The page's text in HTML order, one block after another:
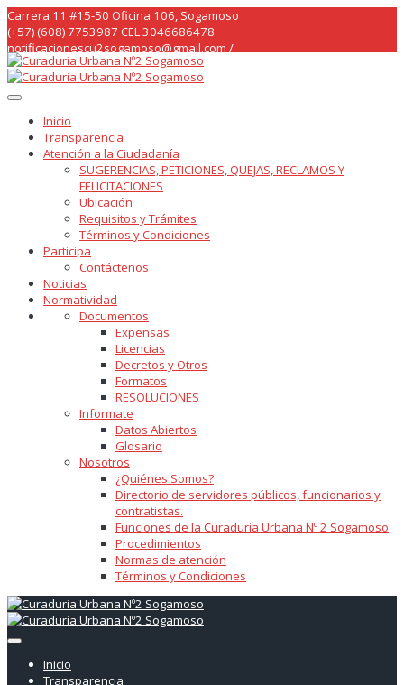
Skip
to
content
Carrera 11 #15-50 Oficina 106, Sogamoso
(+57) (608) 7753987 CEL 3046686478
notificacionescu2sogamoso@gmail.com /
curaduria2sogamoso@gmail.com /
Inicio
Transparencia
Atención a la Ciudadanía
SUGERENCIAS, PETICIONES, QUEJAS, RECLAMOS Y
FELICITACIONES
Ubicación
Requisitos y Trámites
Términos y Condiciones
Participa
Contáctenos
Noticias
Normatividad
Documentos
Expensas
Licencias
Decretos y Otros
Formatos
RESOLUCIONES
Informate
Datos Abiertos
Glosario
Nosotros
¿Quiénes Somos?
Directorio de servidores públicos, funcionarios y
contratistas.
Funciones de la Curaduria Urbana Nº 2 Sogamoso
Procedimientos
Normas de atención
Términos y Condiciones
Inicio
Transparencia